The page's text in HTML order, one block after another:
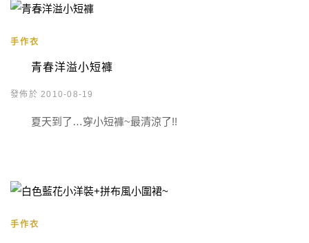
手作衣
青春洋溢小短褲
發佈於 2010-08-19
夏天到了…穿小短褲~最清涼了!!
手作衣